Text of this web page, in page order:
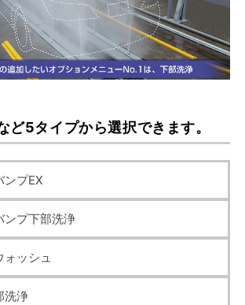
ど5タイプから選択できます。
ンプEX
ンプ下部洗浄
ォッシュ
洗浄